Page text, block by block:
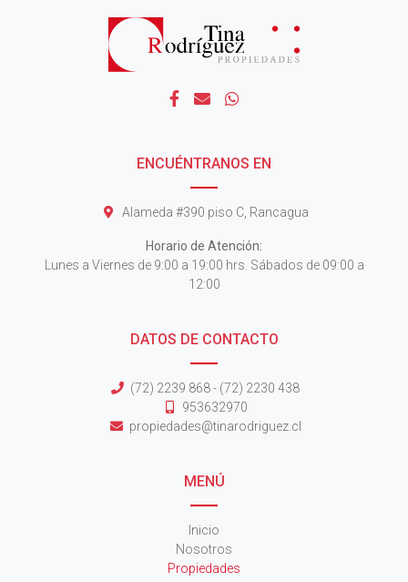
ENCUÉNTRANOS EN
Alameda #390 piso C, Rancagua
Horario de Atención:
Lunes a Viernes de 9:00 a 19:00 hrs. Sábados de 09:00 a
12:00
DATOS DE CONTACTO
(72) 2239 868 - (72) 2230 438
953632970
propiedades@tinarodriguez.cl
MENÚ
Inicio
Nosotros
Propiedades